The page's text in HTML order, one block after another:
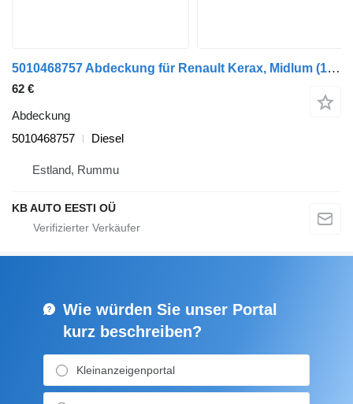
5010468757 Abdeckung für Renault Kerax, Midlum (1997-2014) LKW
62 €
Abdeckung
5010468757
Diesel
Estland, Rummu
KB AUTO EESTI OÜ
Wie würden Sie unser Portal
kurz beschreiben?
Kleinanzeigenportal